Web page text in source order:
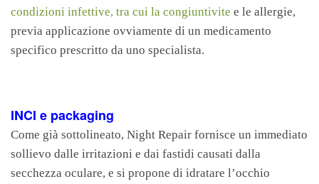
condizioni infettive, tra cui la congiuntivite e le allergie,
previa applicazione ovviamente di un medicamento
specifico prescritto da uno specialista.
INCI e packaging
Come già sottolineato, Night Repair fornisce un immediato
sollievo dalle irritazioni e dai fastidi causati dalla
secchezza oculare, e si propone di idratare l’occhio